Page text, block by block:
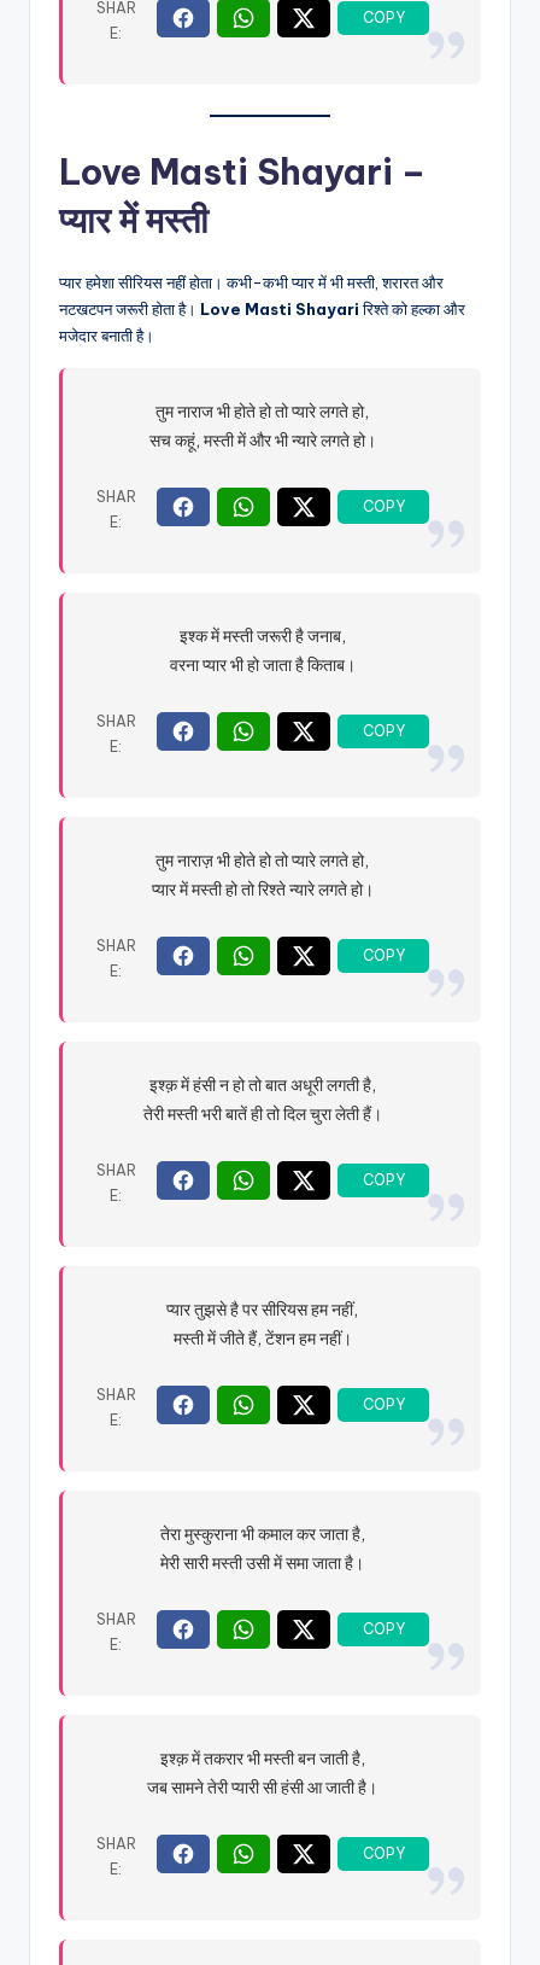
Love Masti Shayari –
प्यार में मस्ती
प्यार हमेशा सीरियस नहीं होता। कभी-कभी प्यार में भी मस्ती, शरारत और
नटखटपन जरूरी होता है। Love Masti Shayariरिश्ते को हल्का और
मजेदार बनाती है।
तुम नाराज भी होते हो तो प्यारे लगते हो,
सच कहूं, मस्ती में और भी न्यारे लगते हो।
इश्क में मस्ती जरूरी है जनाब,
वरना प्यार भी हो जाता है किताब।
तुम नाराज़ भी होते हो तो प्यारे लगते हो,
प्यार में मस्ती हो तो रिश्ते न्यारे लगते हो।
इश्क़ में हंसी न हो तो बात अधूरी लगती है,
तेरी मस्ती भरी बातें ही तो दिल चुरा लेती हैं।
प्यार तुझसे है पर सीरियस हम नहीं,
मस्ती में जीते हैं, टेंशन हम नहीं।
तेरा मुस्कुराना भी कमाल कर जाता है,
मेरी सारी मस्ती उसी में समा जाता है।
इश्क़ में तकरार भी मस्ती बन जाती है,
जब सामने तेरी प्यारी सी हंसी आ जाती है।